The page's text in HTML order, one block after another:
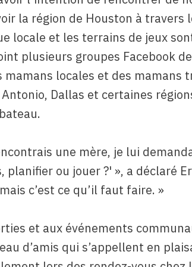
la région de Houston à travers
locale et les terrains de jeux
plusieurs groupes Facebook
mamans locales et des mamans
Dallas et certaines
une mère, je lui
planifier ou jouer ?' », a déclaré
c’est ce qu’il faut faire. »
et aux événements
d’amis qui s’appellent en